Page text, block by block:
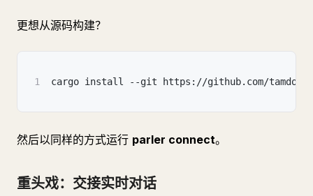
更想从源码构建？
1 cargo install --git https://github.com/
然后以同样的方式运行 parler connect。
重头戏：交接实时对话